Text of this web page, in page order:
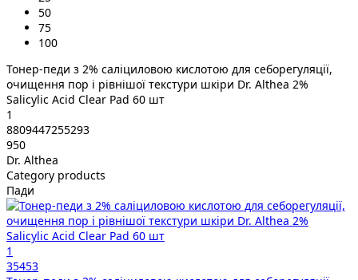
50
75
100
Тонер-педи з 2% саліциловою кислотою для себорегуляції,
очищення пор і рівнішої текстури шкіри Dr. Althea 2%
Salicylic Acid Clear Pad 60 шт
1
8809447255293
950
Dr. Althea
Category products
Пади
1
35453